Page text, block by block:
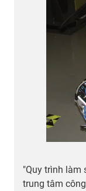
tôi –
ô tô
"Camera
tiện lợi